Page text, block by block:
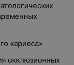
кариеса»
окклюзионных